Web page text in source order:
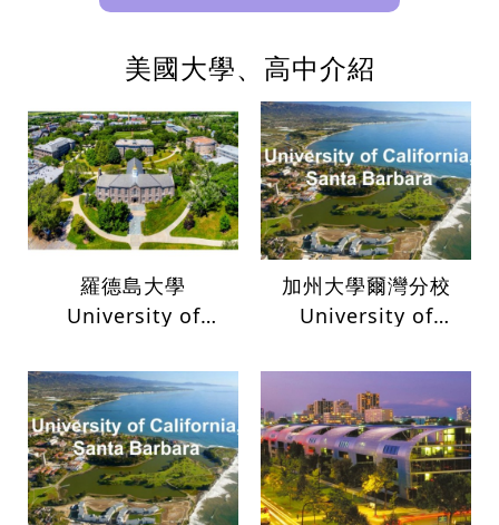
美國大學、高中介紹
羅德島大學
University of
加州大學爾灣分校
University of